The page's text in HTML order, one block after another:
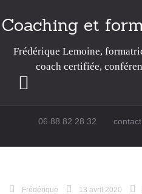
Coaching et
Frédérique Lemoine,
coach certifiée,
06 88 82 28 32
Frédérique 13 avril 2020